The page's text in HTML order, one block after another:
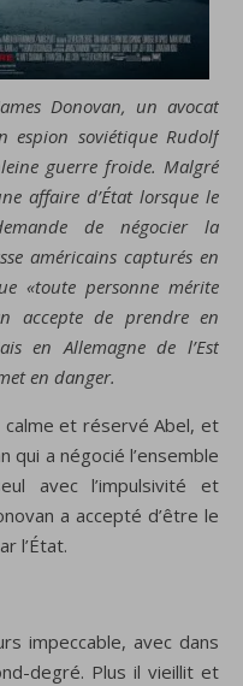
Donovan, un avocat
espion soviétique Rudolf
guerre froide. Malgré
affaire d’État lorsque le
de négocier la
américains capturés en
«toute personne mérite
accepte de prendre en
en Allemagne de l’Est
en danger.
calme et réservé Abel, et
qui a négocié l’ensemble
avec l’impulsivité et
a accepté d’être le
l’État.
impeccable, avec dans
degré. Plus il vieillit et